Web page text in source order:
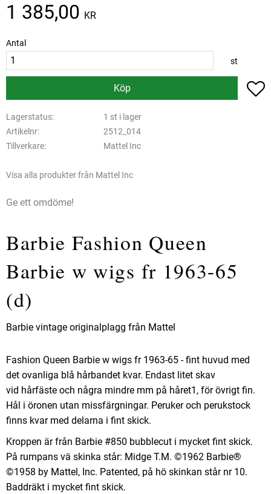
1 385,00 KR
Antal
st
Köp
Lagerstatus
1 st i lager
Artikelnr
2512_014
Tillverkare
Mattel Inc
Visa alla produkter från Mattel Inc
Ge ett omdöme!
Barbie Fashion Queen
Barbie w wigs fr 1963-65
(d)
Barbie vintage originalplagg från Mattel
Fashion Queen Barbie w wigs fr 1963-65 - fint huvud med
det ovanliga blå hårbandet kvar. Endast litet skav
vid hårfäste och några mindre mm på håret1, för övrigt fin.
Hål i öronen utan missfärgningar. Peruker och perukstock
finns kvar med delarna i fint skick.
Kroppen är från Barbie #850 bubblecut i mycket fint skick.
På rumpans vä skinka står: Midge T.M. ©1962 Barbie®
©1958 by Mattel, Inc. Patented, på hö skinkan står nr 10.
Baddräkt i mycket fint skick.